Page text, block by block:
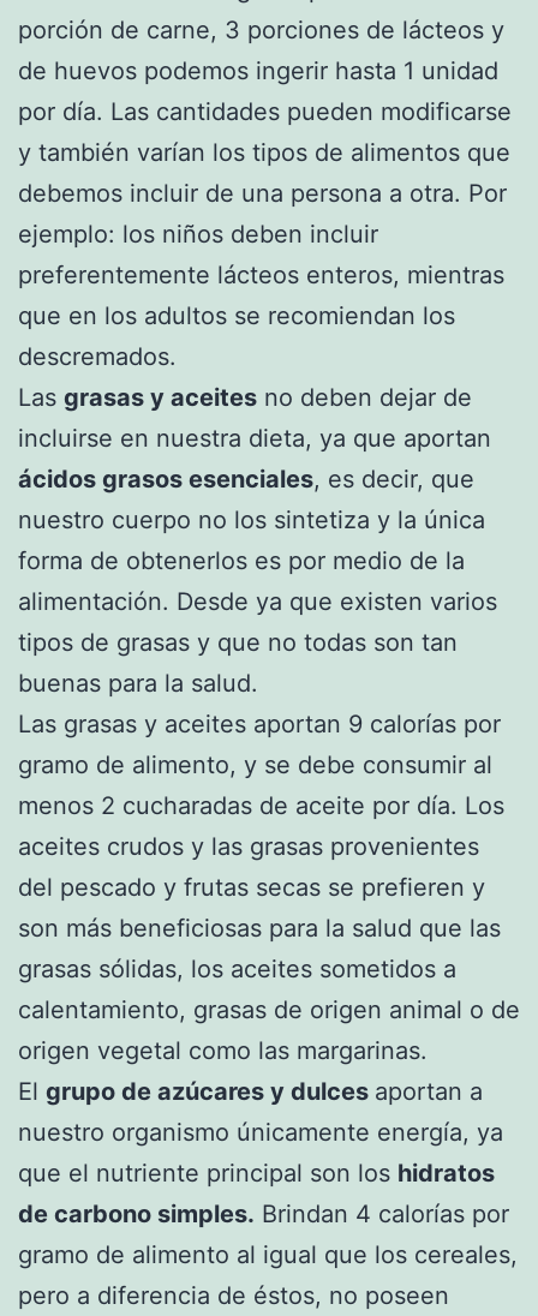
porción de carne, 3 porciones de lácteos y
de huevos podemos ingerir hasta 1 unidad
por día. Las cantidades pueden modificarse
y también varían los tipos de alimentos que
debemos incluir de una persona a otra. Por
ejemplo: los niños deben incluir
preferentemente lácteos enteros, mientras
que en los adultos se recomiendan los
descremados.
Las grasas y aceites no deben dejar de
incluirse en nuestra dieta, ya que aportan
ácidos grasos esenciales, es decir, que
nuestro cuerpo no los sintetiza y la única
forma de obtenerlos es por medio de la
alimentación. Desde ya que existen varios
tipos de grasas y que no todas son tan
buenas para la salud.
Las grasas y aceites aportan 9 calorías por
gramo de alimento, y se debe consumir al
menos 2 cucharadas de aceite por día. Los
aceites crudos y las grasas provenientes
del pescado y frutas secas se prefieren y
son más beneficiosas para la salud que las
grasas sólidas, los aceites sometidos a
calentamiento, grasas de origen animal o de
origen vegetal como las margarinas.
El grupo de azúcares y dulces aportan a
nuestro organismo únicamente energía, ya
que el nutriente principal son los hidratos
de carbono simples. Brindan 4 calorías por
gramo de alimento al igual que los cereales,
pero a diferencia de éstos, no poseen